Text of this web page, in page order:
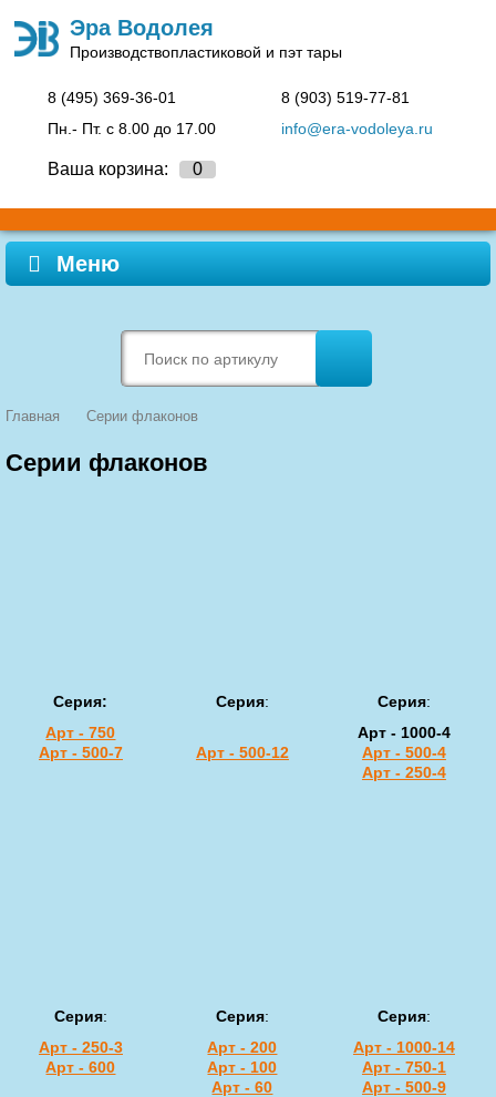
Эра Водолея
Производствопластиковой и пэт тары
8 (495) 369-36-01
Пн.- Пт. c 8.00 до 17.00
8 (903) 519-77-81
info@era-vodoleya.ru
Ваша корзина: 0
Меню
Главная Серии флаконов
Серии флаконов
Серия:
Арт - 750
Арт - 500-7
Серия:
Арт - 500-12
Серия:
Арт - 1000-4
Арт - 500-4
Арт - 250-4
Серия:
Арт - 250-3
Арт - 600
Серия:
Арт - 200
Арт - 100
Арт - 60
Серия:
Арт - 1000-14
Арт - 750-1
Арт - 500-9